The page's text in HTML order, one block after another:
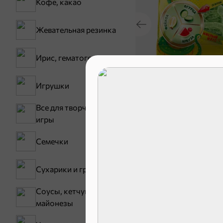
Жевательная резинка
Ирис, гематоген
Игрушки
Все для творчества,
игры
Семечки
Сухарики и гренки
Соусы, кетчупы,
майонезы
30,2 ₽